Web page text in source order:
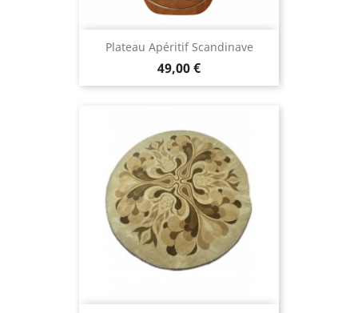
Plateau Apéritif Scandinave
49,00 €